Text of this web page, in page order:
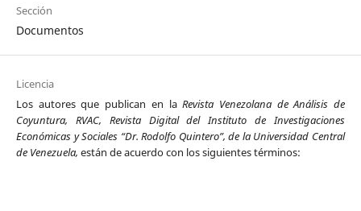
Sección
Documentos
Licencia
Los autores que publican en laRevista Venezolana de Análisis de
Coyuntura, RVAC, Revista Digital del Instituto de Investigaciones
Económicas y Sociales “Dr. Rodolfo Quintero”, de la Universidad Central
de Venezuela, están de acuerdo con los siguientes términos: